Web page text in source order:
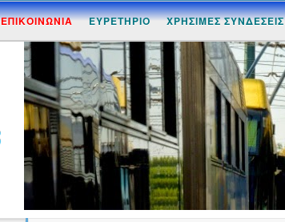
ΕΠΙΚΟΙΝΩΝΙΑ ΕΥΡΕΤΗΡΙΟ ΧΡΗΣΙΜΕΣ ΣΥΝΔΕΣΕΙΣ